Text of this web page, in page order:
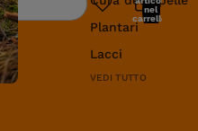
Plantari
Lacci
VEDI TUTTO
nel
carrello: